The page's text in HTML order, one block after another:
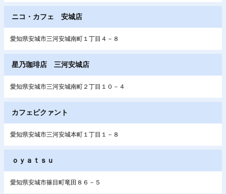
ニコ・カフェ 安城店
愛知県安城市三河安城南町１丁目４－８
星乃珈琲店 三河安城店
愛知県安城市三河安城南町２丁目１０－４
カフェピクァント
愛知県安城市三河安城本町１丁目１－８
ｏｙａｔｓｕ
愛知県安城市篠目町竜田８６－５